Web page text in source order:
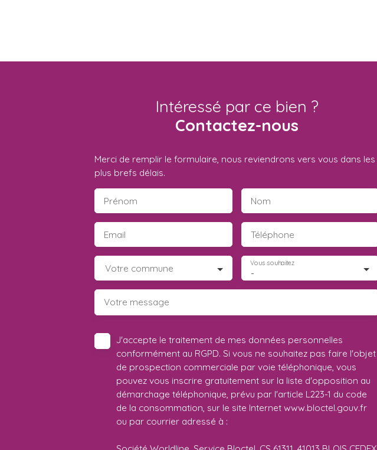
Intéressé par ce bien ?
Contactez-nous
Merci de remplir le formulaire, nous reviendrons vers vous dans les
plus brefs délais.
Prénom Nom
Email Téléphone
Votre commune -
Vous souhaitez
Votre message
J'accepte le traitement de mes données personnelles
conformément au RGPD. Si vous ne souhaitez pas faire l'objet
de prospection commerciale par voie téléphonique, vous
pouvez vous inscrire gratuitement sur la liste d'opposition au
démarchage téléphonique, prévu par l'article L223-1 du code
de la consommation, sur le site Internet www.bloctel.gouv.fr
ou par courrier adressé à :